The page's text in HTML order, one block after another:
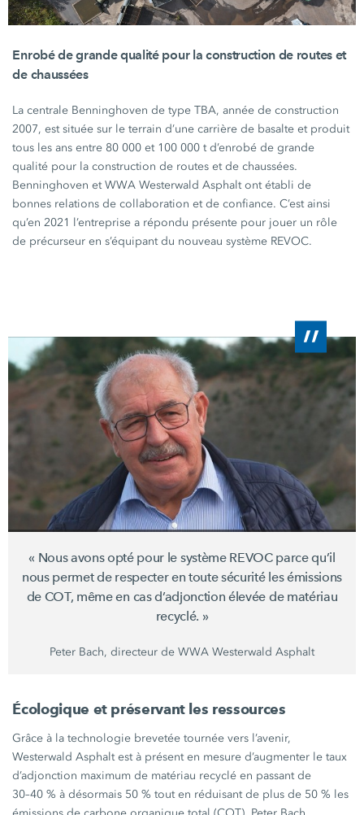
Enrobé de grande qualité pour la construction de routes et
de chaussées
La centrale Benninghoven de type TBA,année de construction
2007, est située sur le terrain d’une carrière de basalte et produit
tous les ans entre 80 000 et 100 000 td’enrobé de grande
qualité pour la construction de routes et de chaussées.
Benninghoven et WWA Westerwald Asphalt ont établi de
bonnes relations de collaboration et de confiance. C’est ainsi
qu’en 2021 l’entreprise a répondu présente pour jouer un rôle
de précurseur en s’équipant du nouveau système REVOC.
« Nousavons opté pour le système REVOC parce qu’il
nous permet de respecter en toute sécurité les émissions
de COT, même en cas d’adjonction élevée de matériau
recyclé. »
Peter Bach, directeur de WWA Westerwald Asphalt
Écologique et préservant les ressources
Grâce à la technologie brevetée tournée vers l’avenir,
Westerwald Asphalt est à présent en mesure d’augmenter le taux
d’adjonction maximum de matériau recyclé en passant de
30–40 % à désormais 50 % tout en réduisant de plus de 50 % les